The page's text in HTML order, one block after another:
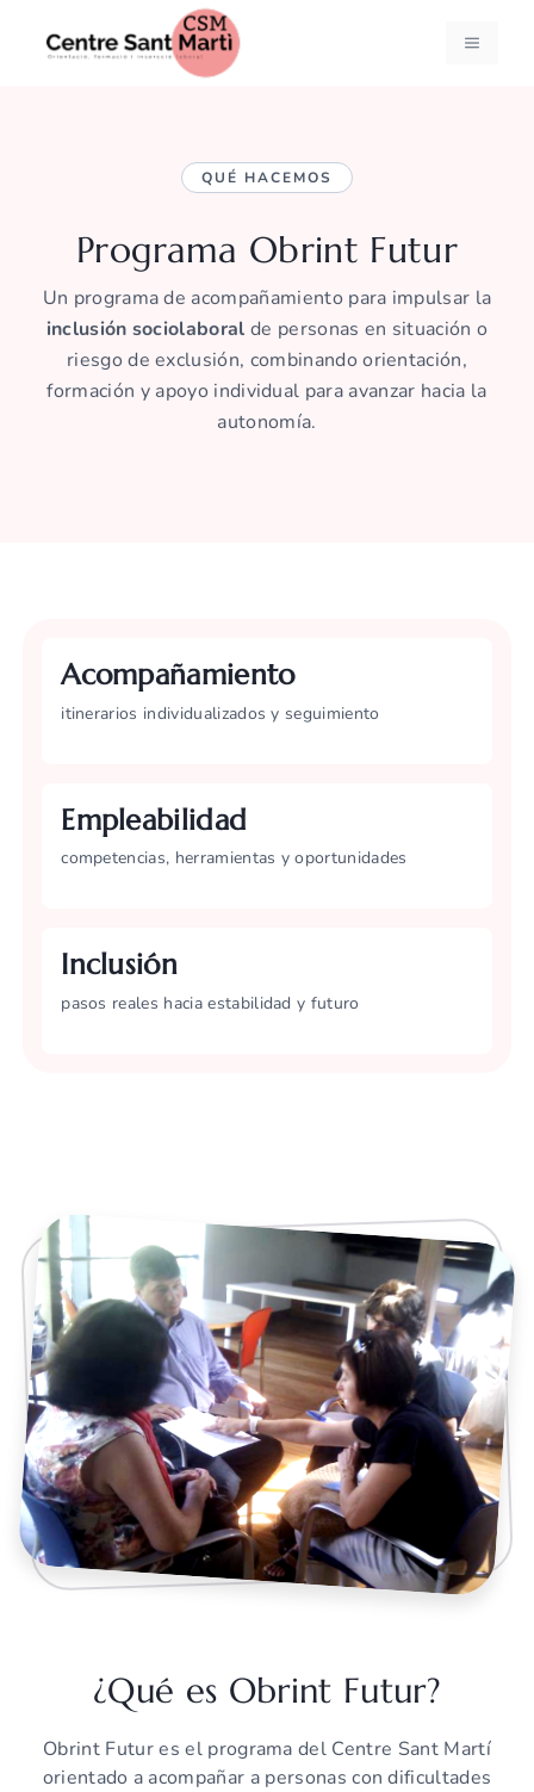
MENÚ
QUÉ HACEMOS
Programa Obrint Futur
Un programa de acompañamiento para impulsar la
inclusión sociolaboral de personas en situación o
riesgo de exclusión, combinando orientación,
formación y apoyo individual para avanzar hacia la
autonomía.
Acompañamiento
itinerarios individualizados y seguimiento
Empleabilidad
competencias, herramientas y oportunidades
Inclusión
pasos reales hacia estabilidad y futuro
¿Qué es Obrint Futur?
Obrint Futur es el programa del Centre Sant Martí
orientado a acompañar a personas con dificultades